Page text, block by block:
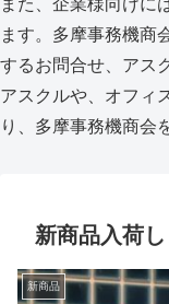
また、企業様向けに
ます。多摩事務機商
するお問合せ、アス
アスクルや、オフィ
り、多摩事務機商会
新商品入荷
新商品